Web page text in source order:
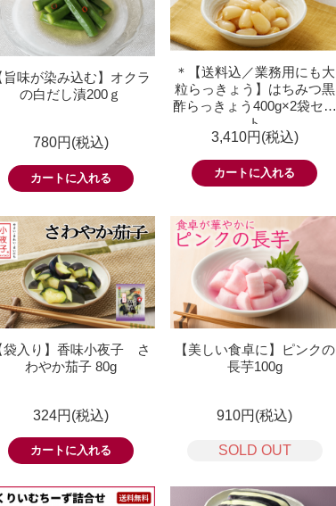
旨味が染み込む】オクラ
の白だし漬200ｇ
780円(税込)
＊【送料込／業務用にも大
粒らっきょう】はちみつ黒
酢らっきょう400g×2袋セッ
ト
3,410円(税込)
袋入り】香味小夜子 さ
わやか茄子 80g
324円(税込)
【美しい食卓に】ピンクの
長芋100g
910円(税込)
SOLD OUT